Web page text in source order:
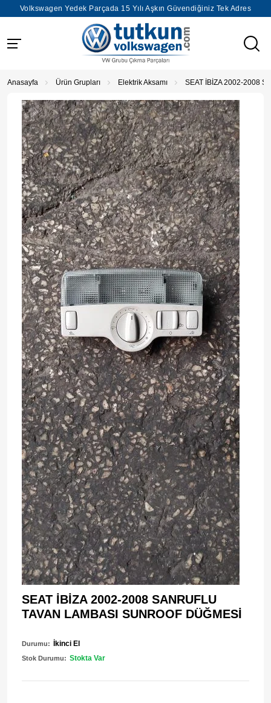
Volkswagen Yedek Parçada 15 Yılı Aşkın Güvendiğiniz Tek Adres
Anasayfa Ürün Grupları Elektrik Aksamı SEAT İBİZA 2002-2008
SEAT İBİZA 2002-2008 SANRUFLU
TAVAN LAMBASI SUNROOF DÜĞMESİ
Durumu: İkinci El
Stok Durumu: Stokta Var